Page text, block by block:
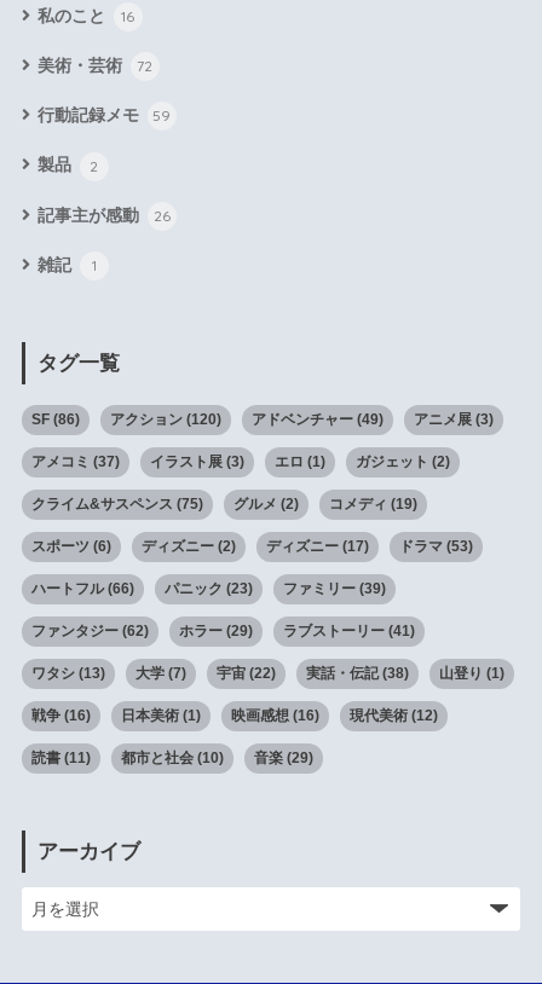
私のこと 16
美術・芸術 72
行動記録メモ 59
製品 2
記事主が感動 26
雑記 1
タグ一覧
SF(86) アクション(120) アドベンチャー(49) アニメ展(3)
アメコミ (37) イラスト展(3) エロ (1) ガジェット (2)
クライム&サスペンス (75) グルメ (2) コメディ (19)
スポーツ (6) ディズニー(2) ディズニー(17) ドラマ(53)
ハートフル(66) パニック (23) ファミリー(39)
ファンタジー(62) ホラー(29) ラブストーリー(41)
ワタシ(13) 大学(7) 宇宙(22) 実話・伝記(38) 山登り (1)
戦争(16) 日本美術(1) 映画感想 (16) 現代美術(12)
読書(11) 都市と社会(10) 音楽(29)
アーカイブ